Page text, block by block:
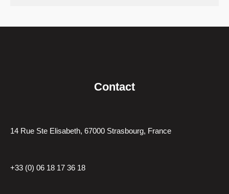
Contact
14 Rue Ste Elisabeth, 67000 Strasbourg, France
+33 (0) 06 18 17 36 18